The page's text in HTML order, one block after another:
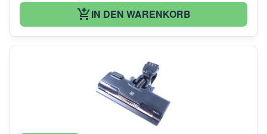
IN DEN WARENKORB